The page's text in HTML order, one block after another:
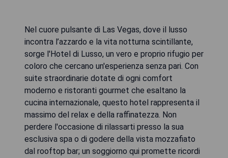
Nel cuore pulsante di Las Vegas, dove il lusso
incontra l’azzardo e la vita notturna scintillante,
sorge l'Hotel di Lusso, un vero e proprio rifugio per
coloro che cercano un'esperienza senza pari. Con
suite straordinarie dotate di ogni comfort
moderno e ristoranti gourmet che esaltano la
cucina internazionale, questo hotel rappresenta il
massimo del relax e della raffinatezza. Non
perdere l'occasione di rilassarti presso la sua
esclusiva spa o di godere della vista mozzafiato
dal rooftop bar; un soggiorno qui promette ricordi